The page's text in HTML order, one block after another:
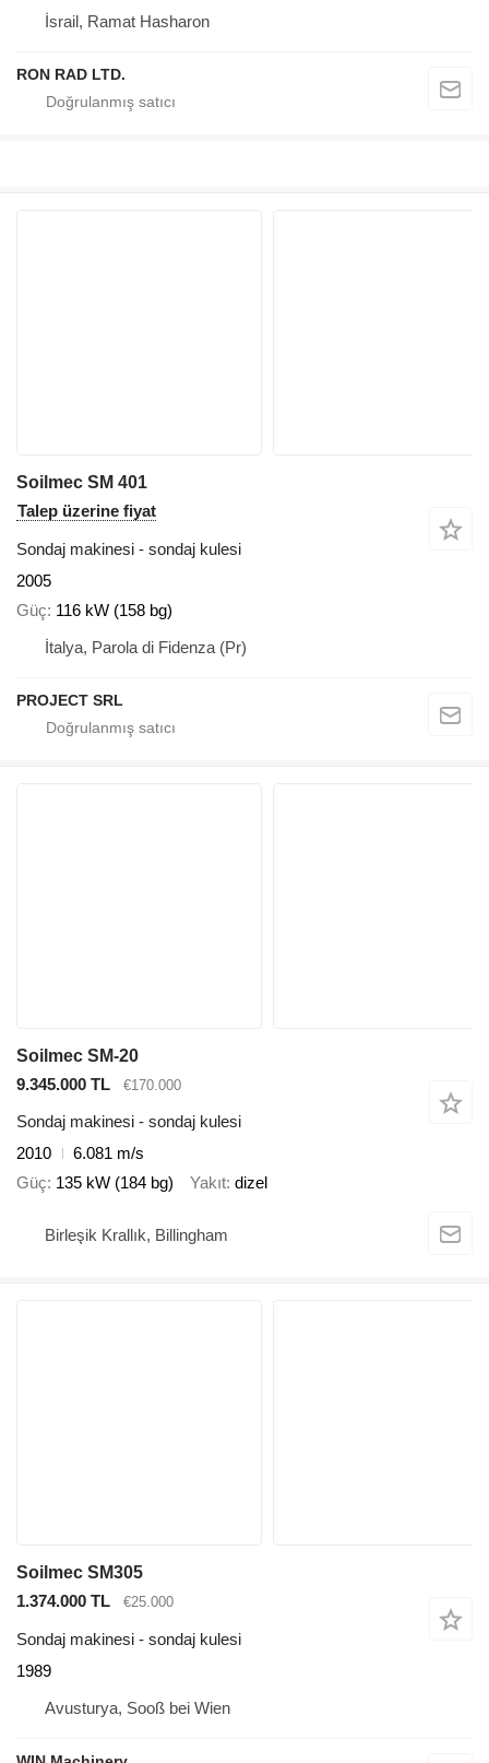
İsrail, Ramat Hasharon
RON RAD LTD.
Soilmec SM 401
Talep üzerine fiyat
Sondaj makinesi - sondaj kulesi
2005
Güç 116 kW (158 bg)
İtalya, Parola di Fidenza (Pr)
PROJECT SRL
Soilmec SM-20
9.345.000 TL
€170.000
Sondaj makinesi - sondaj kulesi
2010
6.081 m/s
Güç 135 kW (184 bg) Yakıt dizel
Birleşik Krallık, Billingham
Soilmec SM305
1.374.000 TL
€25.000
Sondaj makinesi - sondaj kulesi
1989
Avusturya, Sooß bei Wien